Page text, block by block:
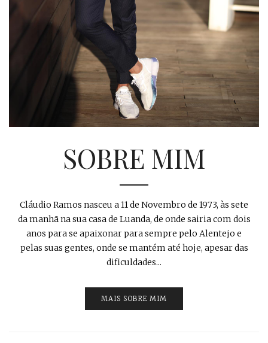
SOBRE MIM
Cláudio Ramos nasceu a 11 de Novembro de 1973, às sete
da manhã na sua casa de Luanda, de onde sairia com dois
anos para se apaixonar para sempre pelo Alentejo e
pelas suas gentes, onde se mantém até hoje, apesar das
dificuldades...
MAIS SOBRE MIM